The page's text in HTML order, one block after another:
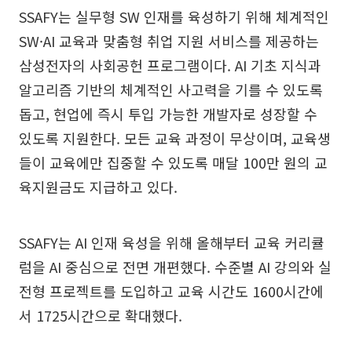
SSAFY는 실무형 SW 인재를 육성하기 위해 체계적인
SW·AI 교육과 맞춤형 취업 지원 서비스를 제공하는
삼성전자의 사회공헌 프로그램이다. AI 기초 지식과
알고리즘 기반의 체계적인 사고력을 기를 수 있도록
돕고, 현업에 즉시 투입 가능한 개발자로 성장할 수
있도록 지원한다. 모든 교육 과정이 무상이며, 교육생
들이 교육에만 집중할 수 있도록 매달 100만 원의 교
육지원금도 지급하고 있다.
SSAFY는 AI 인재 육성을 위해 올해부터 교육 커리큘
럼을 AI 중심으로 전면 개편했다. 수준별 AI 강의와 실
전형 프로젝트를 도입하고 교육 시간도 1600시간에
서 1725시간으로 확대했다.